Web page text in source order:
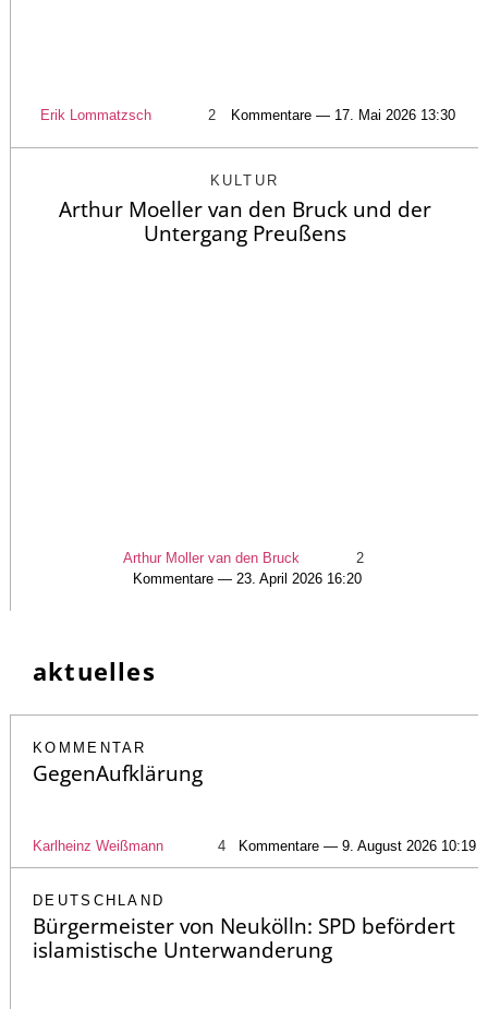
Erik Lommatzsch 2 Kommentare — 17. Mai 2026 13:30
KULTUR
Arthur Moeller van den Bruck und der
Untergang Preußens
Arthur Moller van den Bruck
2
Kommentare — 23. April 2026 16:20
aktuelles
KOMMENTAR
GegenAufklärung
Karlheinz Weißmann 4 Kommentare — 9. August 2026 10:19
DEUTSCHLAND
Bürgermeister von Neukölln: SPD befördert
islamistische Unterwanderung